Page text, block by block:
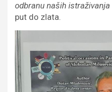
odbranu naših istraživanja
put do zlata.